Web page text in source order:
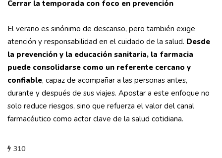
Cerrar la temporada con foco en prevención
El verano es sinónimo de descanso, pero también exige
atención y responsabilidad en el cuidado de la salud. Desde
la prevención y la educación sanitaria, la farmacia
puede consolidarse como un referente cercano y
confiable, capaz de acompañar a las personas antes,
durante y después de sus viajes. Apostar a este enfoque no
solo reduce riesgos, sino que refuerza el valor del canal
farmacéutico como actor clave de la salud cotidiana.
310